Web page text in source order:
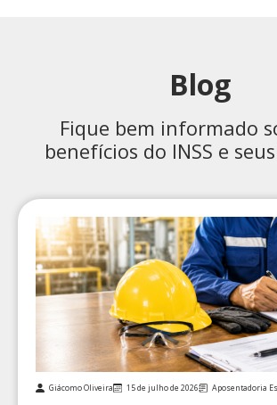
Blog
Fique bem informado
benefícios do INSS e
Giácomo Oliveira 15 de julho de 2026 Aposentadoria